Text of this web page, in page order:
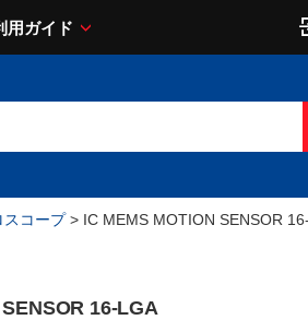
用ガイド
スコープ> IC MEMS MOTION SENSOR
16-LGA